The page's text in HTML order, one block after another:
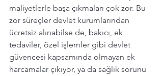
maliyetlerle başa çıkmaları çok zor. Bu
zor süreçler devlet kurumlarından
ücretsiz alınabilse de, bakıcı, ek
tedaviler, özel işlemler gibi devlet
güvencesi kapsamında olmayan ek
harcamalar çıkıyor, ya da sağlık sorunu